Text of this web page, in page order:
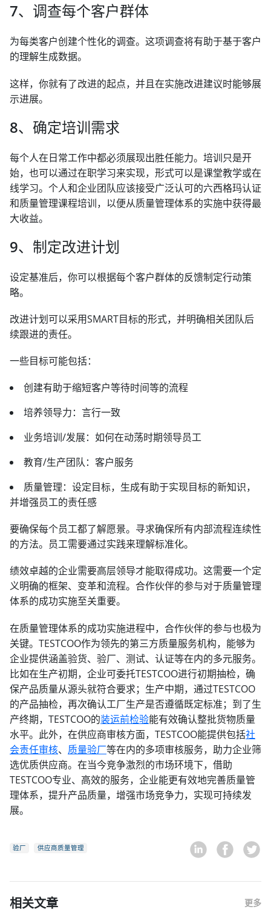
7、调查每个客户群体
为每类客户创建个性化的调查。这项调查将有助于基于客户
的理解生成数据。
这样，你就有了改进的起点，并且在实施改进建议时能够展
示进展。
8、确定培训需求
每个人在日常工作中都必须展现出胜任能力。培训只是开
始，也可以通过在职学习来实现，形式可以是课堂教学或在
线学习。个人和企业团队应该接受广泛认可的六西格玛认证
和质量管理课程培训，以便从质量管理体系的实施中获得最
大收益。
9、制定改进计划
设定基准后，你可以根据每个客户群体的反馈制定行动策
略。
改进计划可以采用SMART目标的形式，并明确相关团队后
续跟进的责任。
一些目标可能包括：
创建有助于缩短客户等待时间等的流程
培养领导力：言行一致
业务培训/发展：如何在动荡时期领导员工
教育/生产团队：客户服务
质量管理：设定目标，生成有助于实现目标的新知识，
并增强员工的责任感
要确保每个员工都了解愿景。寻求确保所有内部流程连续性
的方法。员工需要通过实践来理解标准化。
绩效卓越的企业需要高层领导才能取得成功。这需要一个定
义明确的框架、变革和流程。合作伙伴的参与对于质量管理
体系的成功实施至关重要。
在质量管理体系的成功实施进程中，合作伙伴的参与也极为
关键。TESTCOO作为领先的第三方质量服务机构，能够为
企业提供涵盖验货、验厂、测试、认证等在内的多元服务。
比如在生产初期，企业可委托TESTCOO进行初期抽检，确
保产品质量从源头就符合要求；生产中期，通过TESTCOO
的产品抽检，再次确认工厂生产是否遵循既定标准；到了生
产终期，TESTCOO的装运前检验能有效确认整批货物质量
水平。此外，在供应商审核方面，TESTCOO能提供包括社
会责任审核、 质量验厂等在内的多项审核服务，助力企业筛
选优质供应商。在当今竞争激烈的市场环境下，借助
TESTCOO专业、高效的服务，企业能更有效地完善质量管
理体系，提升产品质量，增强市场竞争力，实现可持续发
展。
验厂 供应商质量管理
相关文章 更多